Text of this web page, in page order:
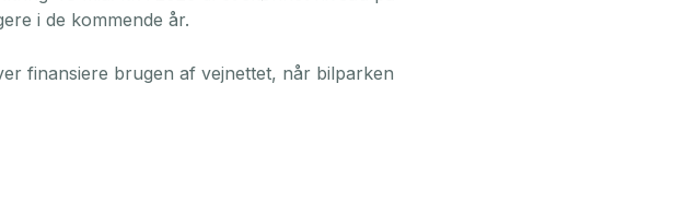
i de kommende år.
finansiere brugen af vejnettet, når bilparken